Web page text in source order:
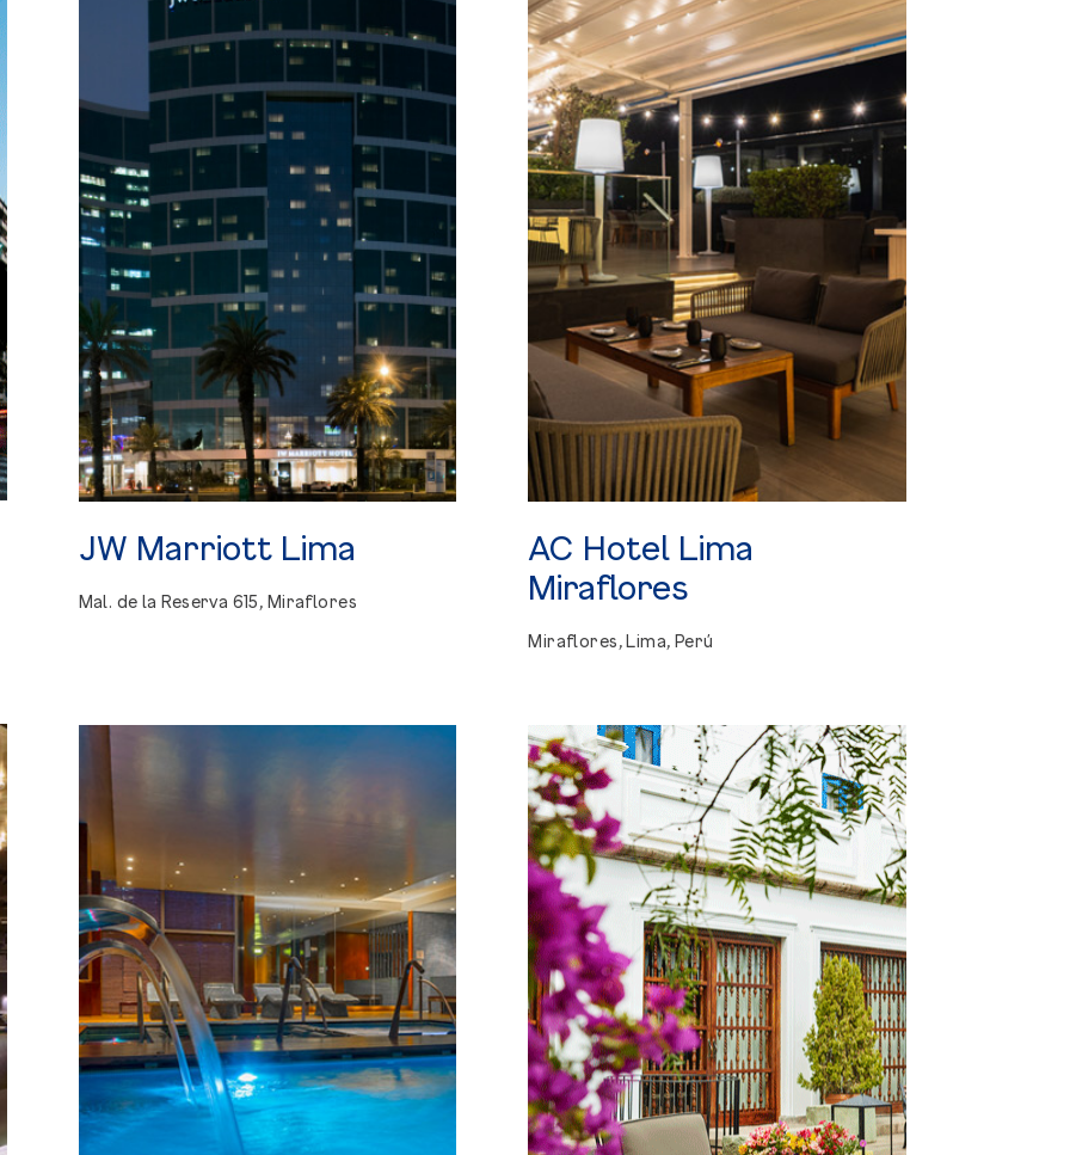
JW Marriott Lima
Mal. de la Reserva 615, Miraflores
AC Hotel Lima
Miraflores
Miraflores, Lima, Perú